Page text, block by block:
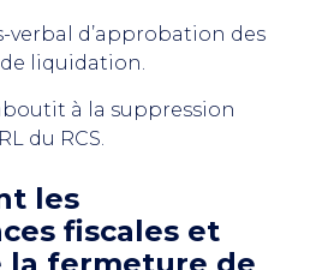
verbal d’approbation des
liquidation.
à la suppression
du RCS.
les
fiscales et